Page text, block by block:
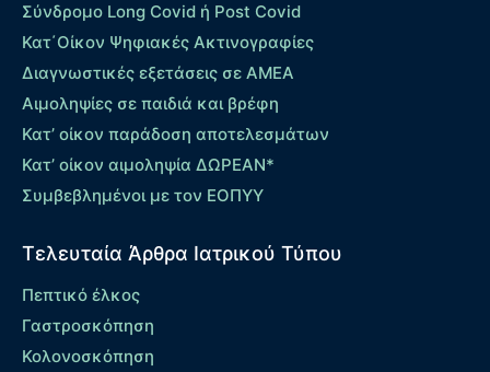
Σύνδρομο Long Covid ή Post Covid
Κατ΄Οίκον Ψηφιακές Ακτινογραφίες
Διαγνωστικές εξετάσεις σε ΑΜΕΑ
Αιμοληψίες σε παιδιά και βρέφη
Κατ’ οίκον παράδοση αποτελεσμάτων
Κατ’ οίκον αιμοληψία ΔΩΡΕΑΝ*
Συμβεβλημένοι με τον ΕΟΠΥΥ
Τελευταία Άρθρα Ιατρικού Τύπου
Πεπτικό έλκος
Γαστροσκόπηση
Κολονοσκόπηση